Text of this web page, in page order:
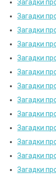
Загадки
Загадки
Загадки
Загадки
Загадки
Загадки
Загадки
Загадки
Загадки
Загадки
Загадки
Загадки
Загадки